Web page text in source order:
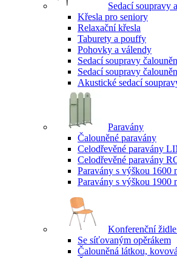
Sedací soupravy
Křesla pro seniory
Relaxační křesla
Taburety a pouffy
Pohovky a válendy
Sedací soupravy
Sedací soupravy
Akustické sedací
Paravány
Čalouněné paravány
Celodřevěné paravány
Celodřevěné paravány
Paravány s výškou 1600
Paravány s výškou 1900
Konferenční židle
Se síťovaným opěrákem
Čalouněná látkou,